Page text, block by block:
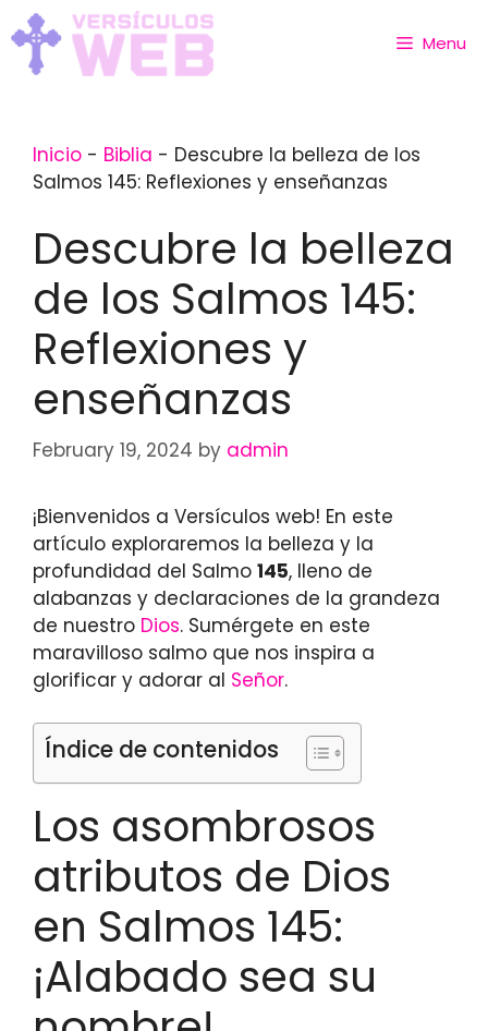
Skip
to
content
Menu
Inicio - Biblia - Descubre la belleza de los
Salmos 145: Reflexiones y enseñanzas
Descubre la belleza
de los Salmos 145:
Reflexiones y
enseñanzas
February 19, 2024 by admin
¡Bienvenidos a Versículos web! En este
artículo exploraremos la belleza y la
profundidad del Salmo 145, lleno de
alabanzas y declaraciones de la grandeza
de nuestro Dios. Sumérgete en este
maravilloso salmo que nos inspira a
glorificar y adorar al Señor.
Índice de contenidos
Los asombrosos
atributos de Dios
en Salmos 145:
¡Alabado sea su